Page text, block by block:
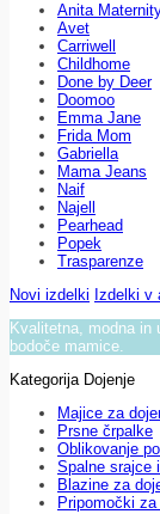
Anita
Avet
Carriwell
Childhome
Done by Deer
Doomoo
Emma Jane
Frida Mom
Gabriella
Mama Jeans
Naif
Najell
Pearhead
Popek
Trasparenze
Novi izdelki Izdelki v
Kvalitetna, modna in
bodoče mamice.
Kategorija Dojenje
Majice za
Prsne črpalke
Oblikovanje
Spalne srajce
Blazine za
Pripomočki